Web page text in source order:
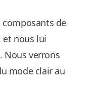
composants de
et nous lui
Nous verrons
mode clair au